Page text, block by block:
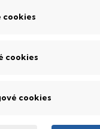
Pokud zrovna disk
Díky
cookies
cookies
cookies